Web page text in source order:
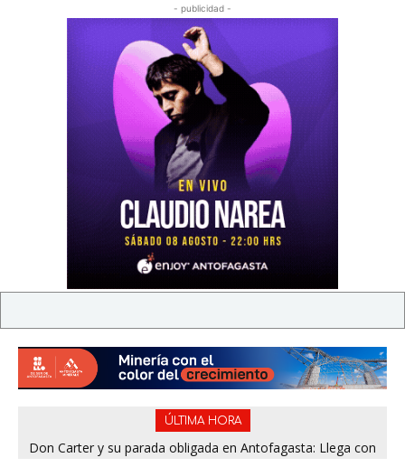
- publicidad -